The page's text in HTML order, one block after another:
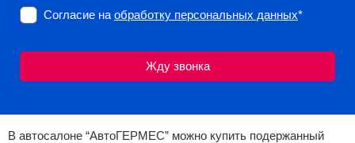
Согласие наобработку персональных данных*
В автосалоне “АвтоГЕРМЕС” можно купить подержанный